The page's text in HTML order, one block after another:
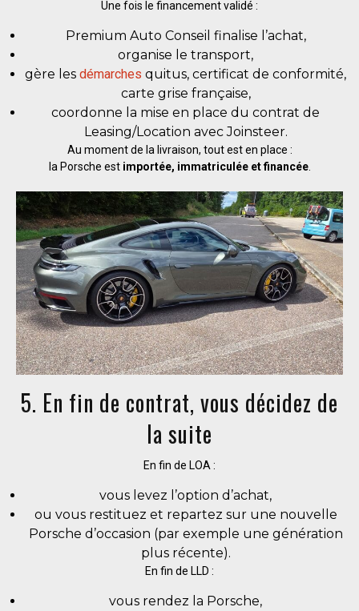
Une fois le financement validé :
Premium Auto Conseil finalise l’achat,
organise le transport,
gère les démarches quitus, certificat de conformité,
carte grise française,
coordonne la mise en place du contrat de
Leasing/Location avec Joinsteer.
Au moment de la livraison, tout est en place :
la Porsche est importée, immatriculée et financée.
5. En fin de contrat, vous décidez de
la suite
En fin de LOA :
vous levez l’option d’achat,
ou vous restituez et repartez sur une nouvelle
Porsche d’occasion (par exemple une génération
plus récente).
En fin de LLD :
vous rendez la Porsche,